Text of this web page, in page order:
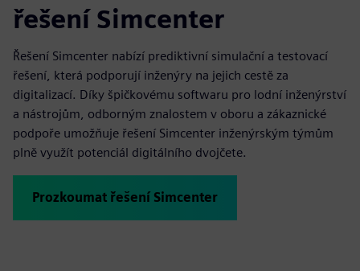
řešení Simcenter
Řešení Simcenter nabízí prediktivní simulační a testovací
řešení, která podporují inženýry na jejich cestě za
digitalizací. Díky špičkovému softwaru pro lodní inženýrství
a nástrojům, odborným znalostem v oboru a zákaznické
podpoře umožňuje řešení Simcenter inženýrským týmům
plně využít potenciál digitálního dvojčete.
Prozkoumat řešení Simcenter